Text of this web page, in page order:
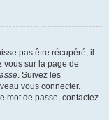
pas être récupéré, il
vous sur la page de
. Suivez les
vous connecter.
mot de passe, contactez